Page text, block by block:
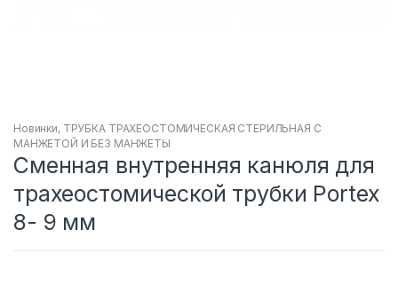
Новинки, ТРУБКА ТРАХЕОСТОМИЧЕСКАЯ СТЕРИЛЬНАЯ С
МАНЖЕТОЙ И БЕЗ МАНЖЕТЫ
Сменная внутренняя канюля для
трахеостомической трубки Portex
8- 9 мм